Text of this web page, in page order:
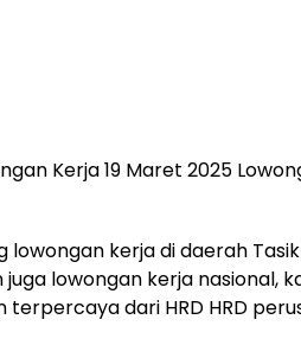
Kerja 19 Maret 2025
kerja di daerah
lowongan kerja nasional,
dari HRD HRD